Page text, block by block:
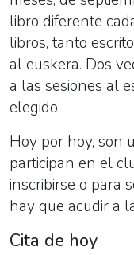
libro diferente
libros, tanto
al euskera. Dos
a las sesiones al
elegido.
Hoy por hoy, son
participan en el
inscribirse o para
hay que acudir a
Cita de hoy